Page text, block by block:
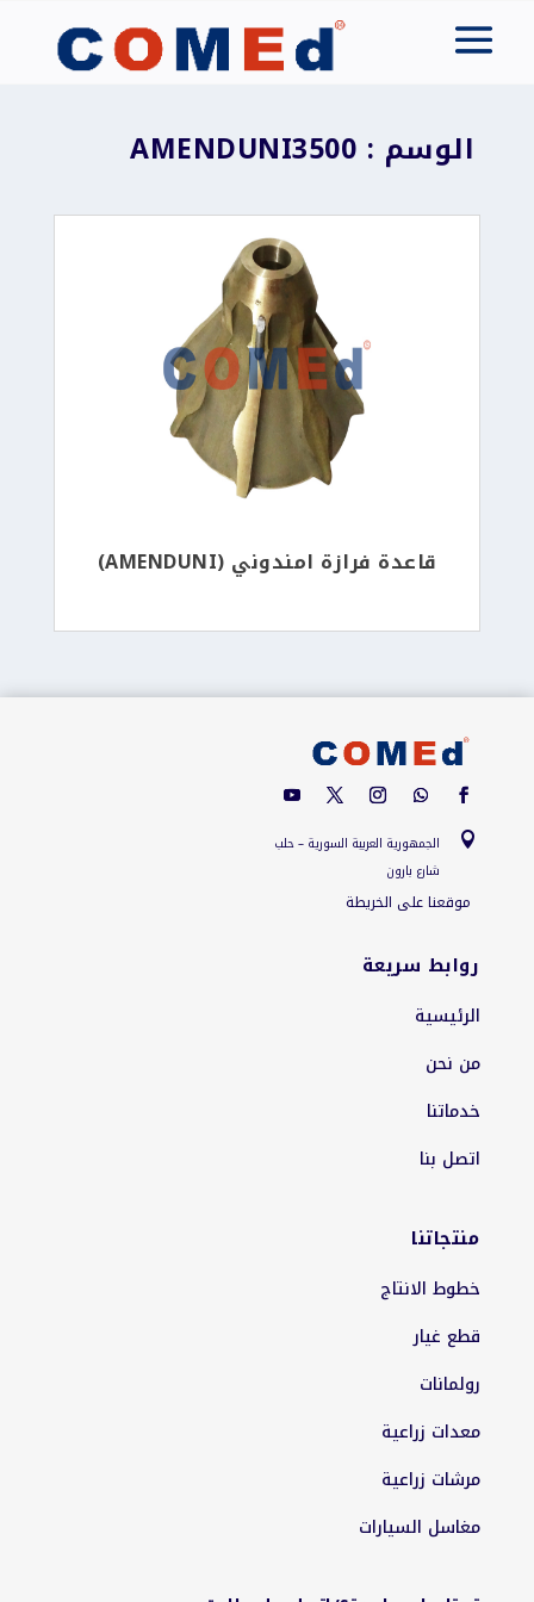
الوسم : AMENDUNI3500
قاعدة فرازة امندوني (AMENDUNI)

الجمهورية العربية السورية – حلب
شارع بارون
موقعنا على الخريطة
روابط سريعة
الرئيسية
من نحن
خدماتنا
اتصل بنا
منتجاتنا
خطوط الانتاج
قطع غيار
رولمانات
معدات زراعية
مرشات زراعية
مغاسل السيارات